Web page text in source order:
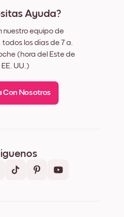
Ayuda?
nuestro equipo de
los días de 7 a.
(hora del Este de
EE. UU.)
Con Nosotros